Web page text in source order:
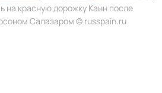
на красную дорожку Канн после
Салазаром © russpain.ru